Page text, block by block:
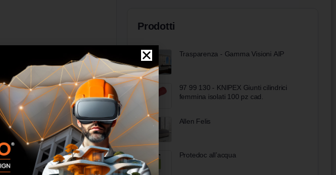
Prodotti
Trasparenza - Gamma Visioni AIP
97 99 130 - KNIPEX Giunti cilindrici
femmina isolati 100 pz cad.
Allen Felis
Protedoc all’acqua